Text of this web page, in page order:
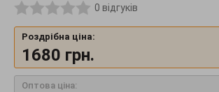
0 відгуків
Роздрібна ціна:
1680 грн.
Оптова ціна: